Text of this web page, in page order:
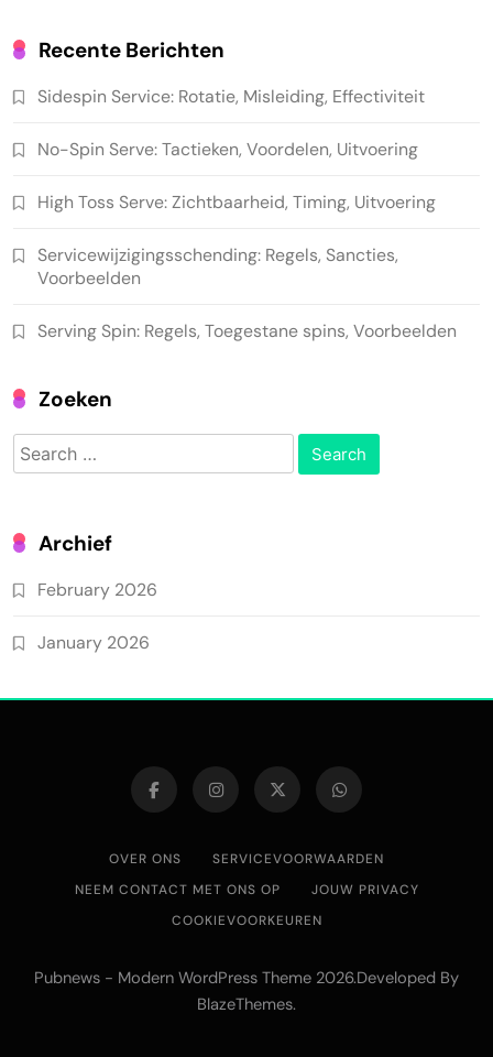
Recente Berichten
Sidespin Service: Rotatie, Misleiding, Effectiviteit
No-Spin Serve: Tactieken, Voordelen, Uitvoering
High Toss Serve: Zichtbaarheid, Timing, Uitvoering
Servicewijzigingsschending: Regels, Sancties,
Voorbeelden
Serving Spin: Regels, Toegestane spins, Voorbeelden
Zoeken
Search
for:
Archief
February 2026
January 2026
OVER ONS
SERVICEVOORWAARDEN
NEEM CONTACT MET ONS OP
JOUW PRIVACY
COOKIEVOORKEUREN
Pubnews - Modern WordPress Theme 2026.Developed By
BlazeThemes.